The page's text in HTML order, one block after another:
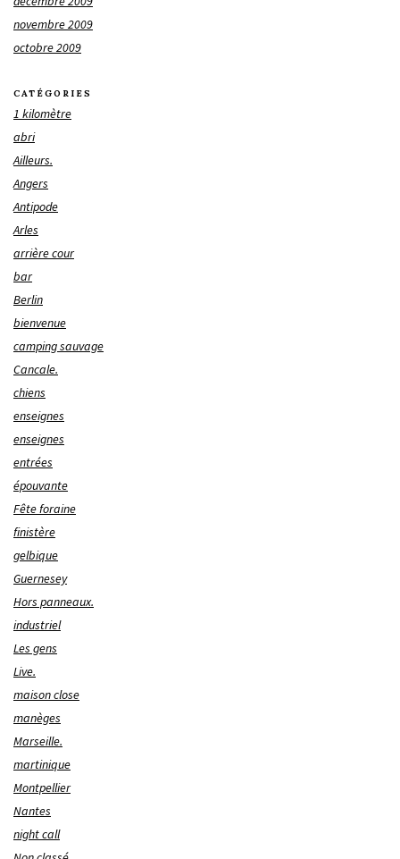
novembre 2009
octobre 2009
CATÉGORIES
1 kilomètre
abri
Ailleurs.
Angers
Antipode
Arles
arrière cour
bar
Berlin
bienvenue
camping sauvage
Cancale.
chiens
enseignes
enseignes
entrées
épouvante
Fête foraine
finistère
gelbique
Guernesey
Hors panneaux.
industriel
Les gens
Live.
maison close
manèges
Marseille.
martinique
Montpellier
Nantes
night call